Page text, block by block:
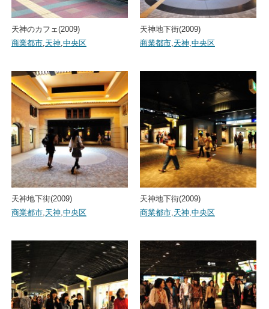
天神のカフェ(2009)
商業都市,天神,中央区
天神地下街(2009)
商業都市,天神,中央区
天神地下街(2009)
商業都市,天神,中央区
天神地下街(2009)
商業都市,天神,中央区